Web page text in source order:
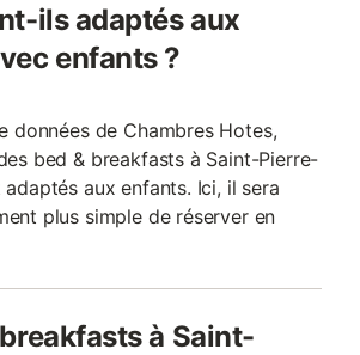
ils adaptés aux
enfants ?
données de Chambres Hotes,
bed & breakfasts à Saint-Pierre-
aux enfants. Ici, il sera
plus simple de réserver en
à Saint-